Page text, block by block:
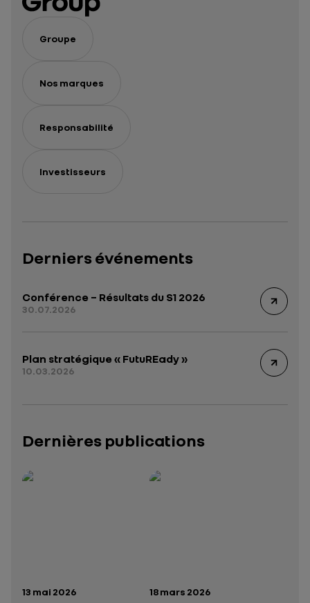
Groupe
Nos marques
Responsabilité
Investisseurs
Derniers événements
Conférence – Résultats du S1 2026
30.07.2026
Plan stratégique « FutuREady »
10.03.2026
Dernières publications
Date de publication:
13 mai 2026
Rapport intégré 2025 – 2026— données structurées (JSON)
Date de publication:
18 mars 2026
Présentation institutionnelle 2026